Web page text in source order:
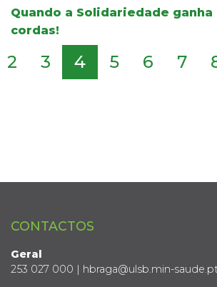
Quando a Solidariedade ganha
cordas!
2 3 4 5 6 7
CONTACTOS
Geral
253 027 000 | hbraga@ulsb.min-